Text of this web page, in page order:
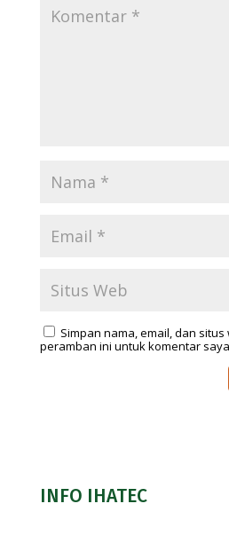
Simpan nama, email, dan
peramban ini untuk komentar
INFO IHATEC